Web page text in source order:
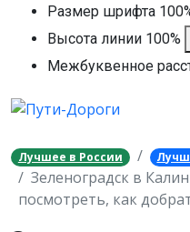
Размер шрифта 100
Высота линии 100%
Межбуквенное
Лучшее в России
Зеленоградск в
посмотреть, как